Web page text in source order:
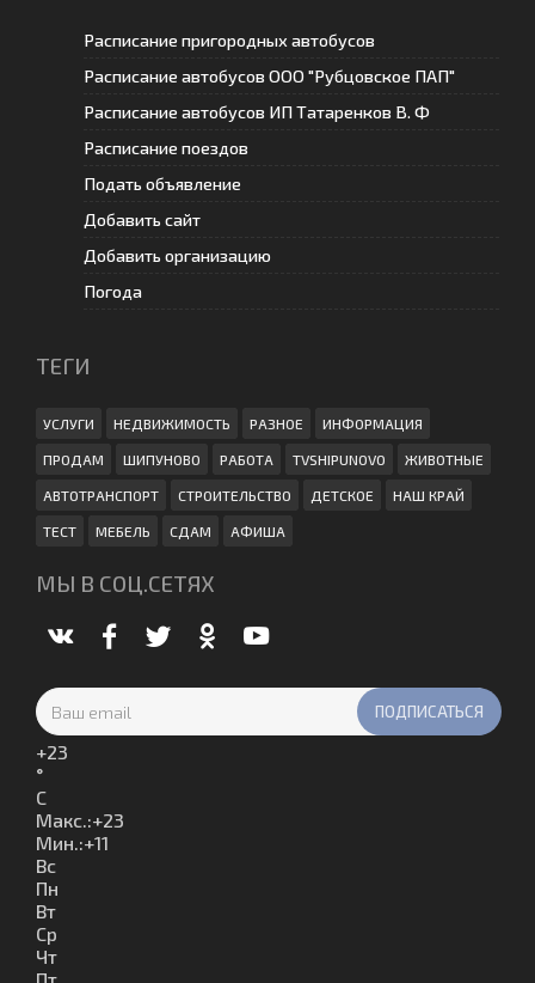
Расписание пригородных автобусов
Расписание автобусов ООО "Рубцовское ПАП"
Расписание автобусов ИП Татаренков В. Ф
Расписание поездов
Подать объявление
Добавить сайт
Добавить организацию
Погода
ТЕГИ
УСЛУГИ НЕДВИЖИМОСТЬ РАЗНОЕ ИНФОРМАЦИЯ
ПРОДАМ ШИПУНОВО РАБОТА TVSHIPUNOVO ЖИВОТНЫЕ
АВТОТРАНСПОРТ СТРОИТЕЛЬСТВО ДЕТСКОЕ НАШ КРАЙ
ТЕСТ МЕБЕЛЬ СДАМ АФИША
МЫ В СОЦ.СЕТЯХ
+23
°
C
Макс.:+23
Мин.:+11
Вс
Пн
Вт
Ср
Чт
Пт